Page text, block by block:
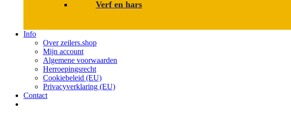
Verf en hars
Info
Over zeilers.shop
Mijn account
Algemene voorwaarden
Herroepingsrecht
Cookiebeleid (EU)
Privacyverklaring (EU)
Contact